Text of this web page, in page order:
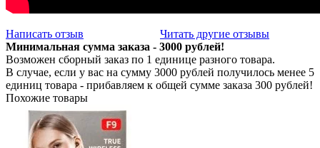
Написать отзыв
Читать другие отзывы
Минимальная сумма заказа - 3000 рублей!
Возможен сборный заказ по 1 единице разного товара.
В случае, если у вас на сумму 3000 рублей получилось менее 5
единиц товара - прибавляем к общей сумме заказа 300 рублей!
Похожие товары